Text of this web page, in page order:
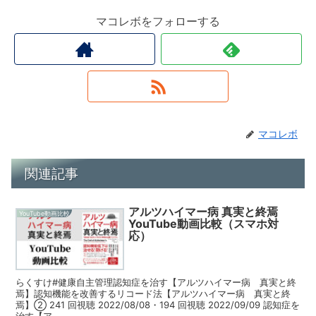
マコレボをフォローする
マコレボ
関連記事
YouTube動画比較
アルツハイマー病 真実と終焉
YouTube動画比較（スマホ対
応）
らくすけ#健康自主管理認知症を治す【アルツハイマー病 真実と終
焉】認知機能を改善するリコード法【アルツハイマー病 真実と終
焉】② 241 回視聴 2022/08/08・194 回視聴 2022/09/09 認知症を